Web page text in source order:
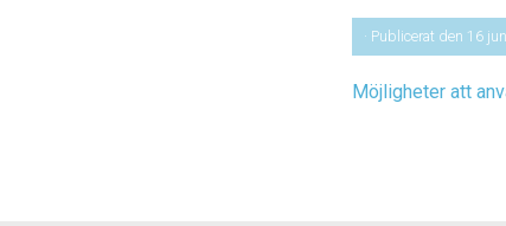
· Publicerat den 16
Möjligheter att